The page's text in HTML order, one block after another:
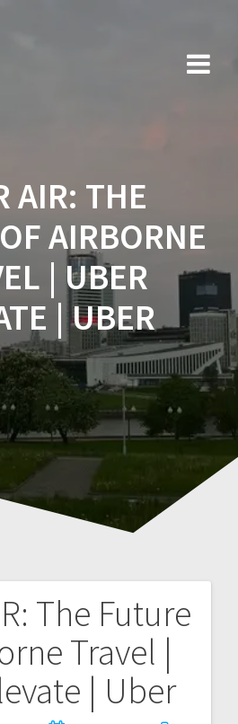
AIR: THE
AIRBORNE
| UBER
| UBER
The Future
Travel |
| Uber